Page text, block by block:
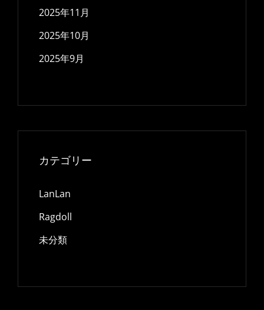
2025年11月
2025年10月
2025年9月
カテゴリー
LanLan
Ragdoll
未分類